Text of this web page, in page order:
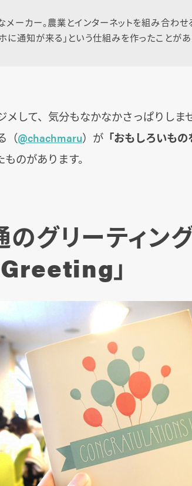
メーカー。農業とインターネットを組み合わせ
に通知が来る」という仕組みを作ったことがあ
メして、気分もなかなかさっぱりしま
（@chachmaru）が「おもしろいもの
のがあります。
グリーティン
」